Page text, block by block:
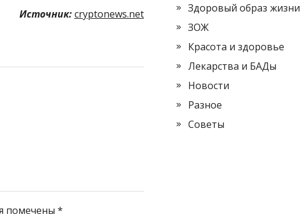
Источник:cryptonews.net
помечены *
Здоровый образ жизни
ЗОЖ
Красота и здоровье
Лекарства и БАДы
Новости
Разное
Советы